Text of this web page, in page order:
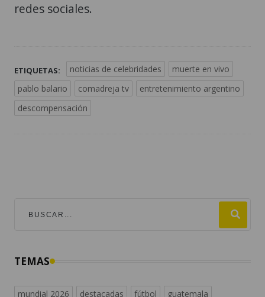
redes sociales.
ETIQUETAS: noticias de celebridades
muerte en vivo
pablo balario
comadreja tv
entretenimiento argentino
descompensación
TEMAS
mundial 2026 destacadas fútbol
guatemala